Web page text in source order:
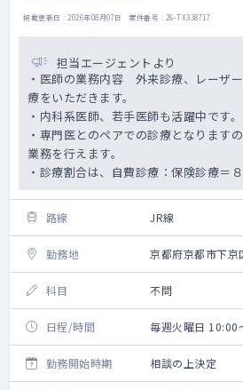
掲載更新日 : 2026年08月07日 案件番号 : 26-TX338717
担当エージェントより
・医師の業務内容 外来診療、レーザ
療をいただきます。
・内科系医師、若手医師も活躍中です。
・専門医とのペアでの診療となります
業務を行えます。
・診療割合は、自費診療：保険診療＝８
路線 JR線
勤務地 京都府京都市下京
科目 不問
日程/時間 毎週火曜日 10:00
勤務開始時期 相談の上決定